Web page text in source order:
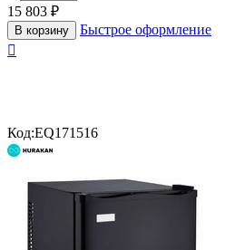
15 803 ₽
В корзину
Быстрое оформление

Код:EQ171516